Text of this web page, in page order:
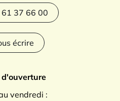
37 66 00
écrire
d'ouverture
vendredi :